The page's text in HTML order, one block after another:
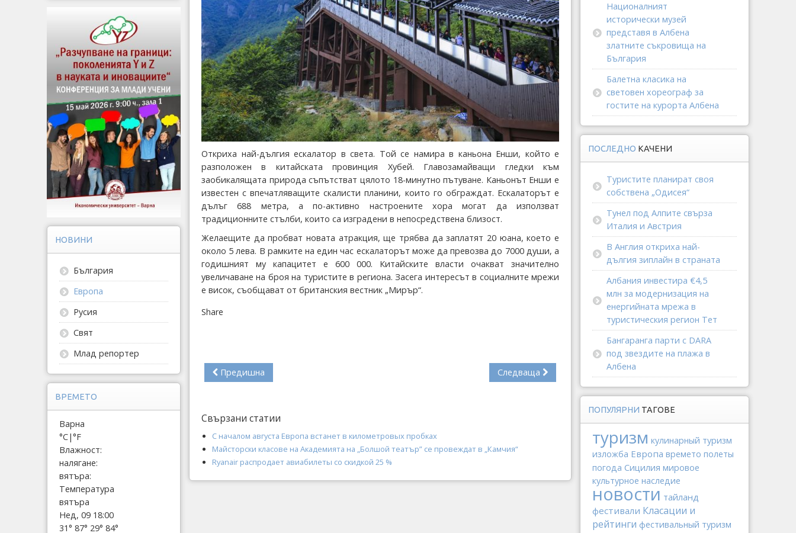
Откриха най-дългия ескалатор в света. Той се намира в каньона Енши, който е
разположен в китайската провинция Хубей. Главозамайващи гледки към
заобикалящата природа съпътстват цялото 18-минутно пътуване. Каньонът Енши е
известен с впечатляващите скалисти планини, които го обграждат. Ескалаторът е
дълъг 688 метра, а по-активно настроените хора могат да използват
традиционните стълби, които са изградени в непосредствена близост.
Желаещите да пробват новата атракция, ще трябва да заплатят 20 юана, което е
около 5 лева. В рамките на един час ескалаторът може да превозва до 7000 души, а
годишният му капацитет е 600 000. Китайските власти очакват значително
увеличаване на броя на туристите в региона. Засега интересът в социалните мрежи
е висок, съобщават от британския вестник „Мирър“.
Share
Предишна Следваща
Свързани статии
С началом августа Европа встанет в километровых пробках
Майсторски класове на Академията на „Болшой театър” се провеждат в „Камчия“
Ryanair распродает авиабилеты со скидкой 25 %
НОВИНИ
България
Европа
Русия
Свят
Млад репортер
ВРЕМЕТО
Варна
°C|°F
Влажност:
налягане:
вятъра:
Температура
вятъра
Нед, 09 18:00
31° 87° 29° 84°
Националният
исторически музей
представя в Албена
златните съкровища на
България
Балетна класика на
световен хореограф за
гостите на курорта Албена
ПОСЛЕДНО КАЧЕНИ
Туристите планират своя
собствена „Одисея“
Тунел под Алпите свърза
Италия и Австрия
В Англия откриха най-
дългия зиплайн в страната
Албания инвестира €4,5
млн за модернизация на
енергийната мрежа в
туристическия регион Тет
Бангаранга парти с DARA
под звездите на плажа в
Албена
ПОПУЛЯРНИ ТАГОВЕ
туризм кулинарный туризм
изложба Европа времето полеты
погода Сицилия мировое
культурное наследие
новости тайланд
фестивали Класации и
рейтинги фестивальный туризм